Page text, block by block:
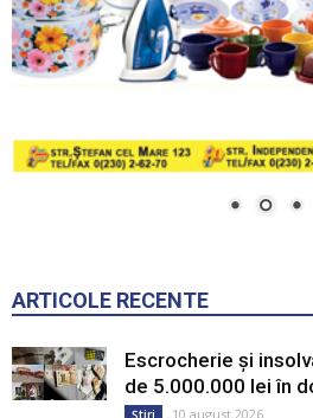
ARTICOLE RECENTE
Escrocherie și
de 5.000.000 lei în
10 august 2026